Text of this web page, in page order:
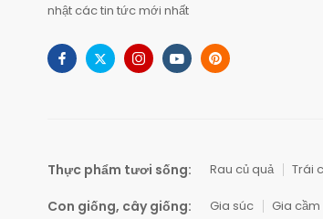
nhật các tin tức mới nhất
Thực phẩm tươi sống: Rau củ quả Trái
Con giống, cây giống: Gia súc Gia cầm